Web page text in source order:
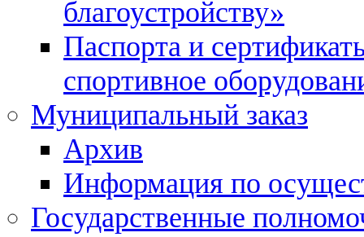
благоустройству»
Паспорта и
спортивное
Муниципальный заказ
Архив
Информация по
Государственные